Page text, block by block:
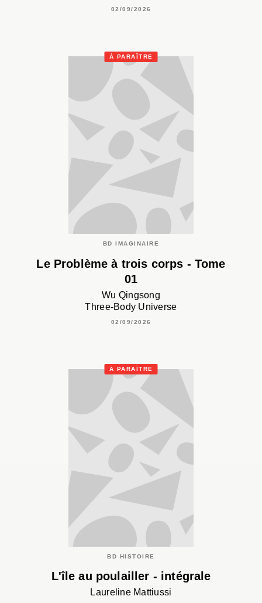
02/09/2026
À PARAÎTRE
BD IMAGINAIRE
Le Problème à trois corps - Tome
01
Wu Qingsong
Three-Body Universe
02/09/2026
À PARAÎTRE
BD HISTOIRE
L'île au poulailler - intégrale
Laureline Mattiussi